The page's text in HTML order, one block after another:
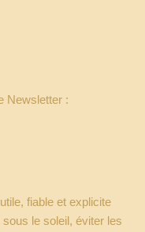
Newsletter :
fiable et explicite
sous le soleil, éviter les